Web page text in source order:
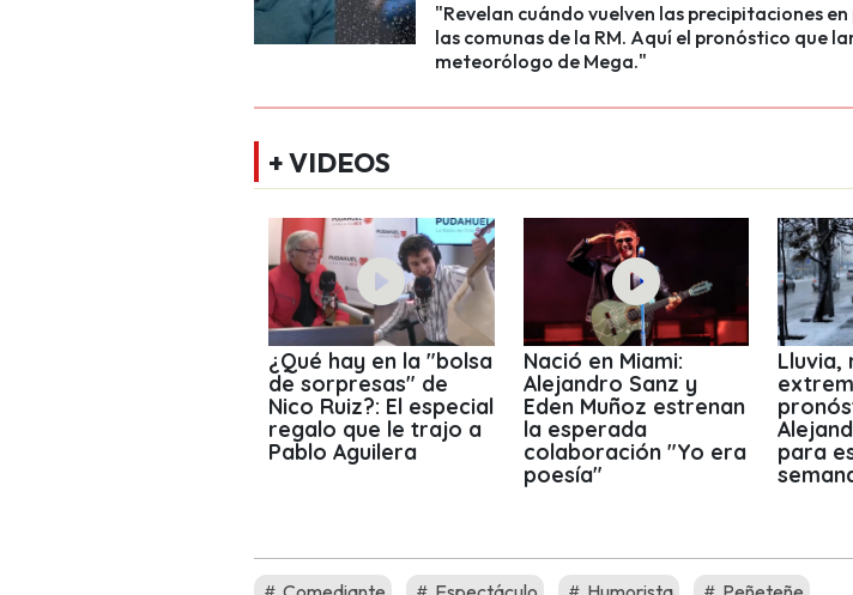
"Revelan cuándo vuelven las precipitaciones
las comunas de la RM. Aquí el pronóstico que
meteorólogo de Mega."
+ VIDEOS
¿Qué hay en la "bolsa
de sorpresas" de
Nico Ruiz?: El especial
regalo que le trajo a
Pablo Aguilera
Nació en Miami:
Alejandro Sanz y
Eden Muñoz estrenan
la esperada
colaboración "Yo era
poesía"
Lluvia,
para